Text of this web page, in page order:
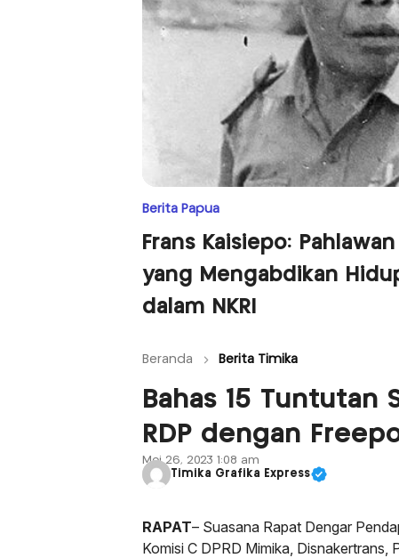
Berita Papua
Frans Kaisiepo:
yang Mengabdikan
dalam NKRI
Beranda Berita Timika
Bahas 15 Tuntutan
RDP dengan
Mei 26, 2023 1:08 am
Timika Grafika Express
RAPAT– Suasana Rapat Dengar
Komisi C DPRD Mimika, Disnakertrans,